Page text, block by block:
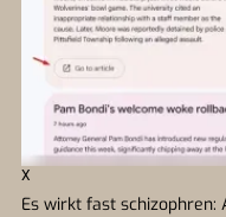
X
Es wirkt fast schizophren: